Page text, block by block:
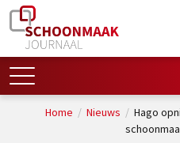
Home / Nieuws / Hago